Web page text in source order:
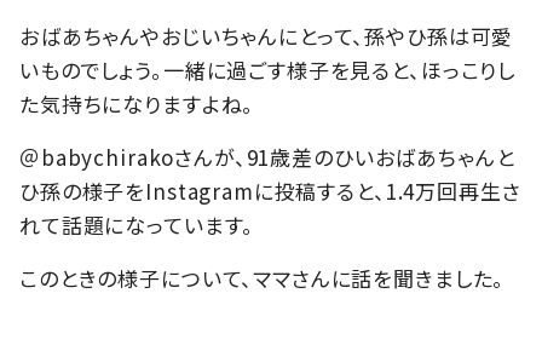
おばあちゃんやおじいちゃんにとって、孫やひ孫は可愛
いものでしょう。一緒に過ごす様子を見ると、ほっこりし
た気持ちになりますよね。
＠babychirakoさんが、91歳差のひいおばあちゃんと
ひ孫の様子をInstagramに投稿すると、1.4万回再生さ
れて話題になっています。
このときの様子について、ママさんに話を聞きました。